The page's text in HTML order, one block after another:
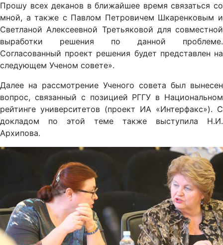
Прошу всех деканов в ближайшее время связаться со
мной, а также с Павлом Петровичем Шкаренковым и
Светланой Алексеевной Третьяковой для совместной
выработки решения по данной проблеме.
Согласованный проект решения будет представлен на
следующем Ученом совете».
Далее на рассмотрение Ученого совета был вынесен
вопрос, связанный с позицией РГГУ в Национальном
рейтинге университетов (проект ИА «Интерфакс»). С
докладом по этой теме также выступила Н.И.
Архипова.